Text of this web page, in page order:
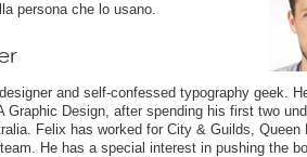
persona che lo usano.
and self-confessed typography geek.
Design, after spending his first two
Felix has worked for City & Guilds, Queen
He has a special interest in pushing the